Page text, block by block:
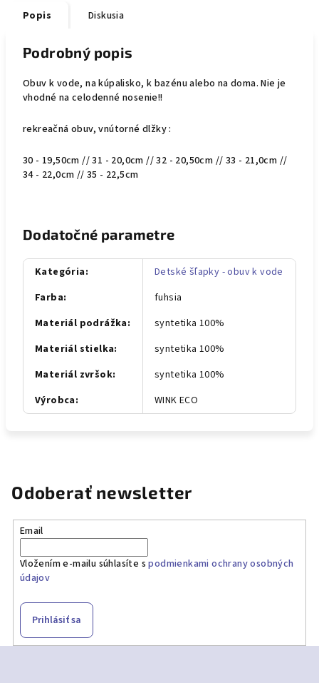
Popis Diskusia
Podrobný popis
Obuv k vode, na kúpalisko, k bazénu alebo na doma. Nie je
vhodné na celodenné nosenie!!
rekreačná obuv, vnútorné dlžky :
30 - 19,50cm // 31 - 20,0cm // 32 - 20,50cm // 33 - 21,0cm //
34 - 22,0cm // 35 - 22,5cm
Dodatočné parametre
Kategória:
Detské šľapky - obuv k vode
Farba:
fuhsia
Materiál podrážka:
syntetika 100%
Materiál stielka:
syntetika 100%
Materiál zvršok:
syntetika 100%
Výrobca: WINK ECO
Odoberať newsletter
Email
Vložením e-mailu súhlasíte spodmienkami ochrany osobných
údajov
Prihlásiť sa